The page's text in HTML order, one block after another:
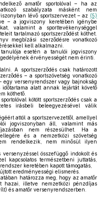
amatőr sportolóval – ha az
szabályzata másként nem
lévő sportszervezet – az (5)
– a jogviszony keretében igénybe
valamint a sporttevékenységgel
tartalmazó sportszerződést köthet.
megbízási szerződésre vonatkozó
kell alkalmazni.
esetén a tanulói jogviszony
érvényességét nem érinti.
A sportszerződés csak határozott
– a sportszövetség vonatkozó
egy versenyrendszer vagy bajnokság
időtartama alatt annak lejártát követő
köthető.
kötött sportszerződés csak a
irásbeli beleegyezésével válik
attól a sportszervezettől, amellyel
jogviszonyban áll, valamint más
nem részesülhet. Ha a
és a nemzetközi szövetség
rendelkezik, nem minősül ilyen
összefüggő indokolt és
kapcsolatos természetbeni juttatás,
keretében kapott támogatás,
eredményességi elismerés.
határozza meg, hogy az amatőr
hazai, illetve nemzetközi pénzdíjas
és amatőr versenyrendszerben.